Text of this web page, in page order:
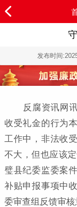
发布时间:
反腐资讯网
收受礼金的行为
工作中，非法收
不大，但也应该
璧县纪委监委案
补贴申报事项中
委审查组反馈审核